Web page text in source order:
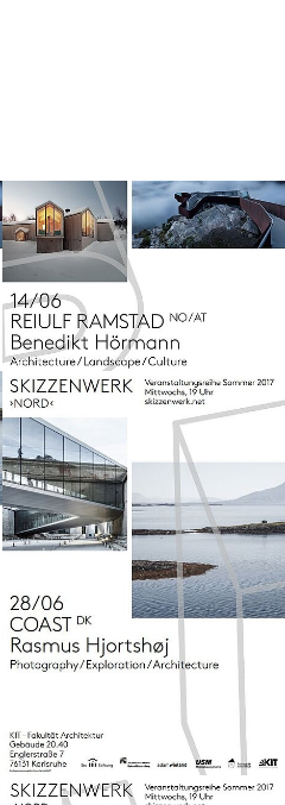
Show larger version
Show larger version
Show larger version